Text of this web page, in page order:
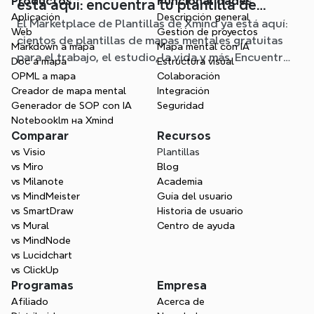
está aquí: encuentra tu plantilla de
mapa mental para cualquier situación
El Marketplace de Plantillas de Xmind ya está aquí:
cientos de plantillas de mapas mentales gratuitas
para el trabajo, el estudio, la vida y más. Encuentra
el punto de partida ideal y olvídate de la página en
blanco.
Aplicación
Web
Markdown a mapa
Doc a mapa
OPML a mapa
Creador de mapa mental
Generador de SOP con IA
Notebooklm на Xmind
Descripción general
Gestión de proyectos
Mapa mental con IA
Estructura visual
Colaboración
Integración
Seguridad
Comparar
vs Visio
vs Miro
vs Milanote
vs MindMeister
vs SmartDraw
vs Mural
vs MindNode
vs Lucidchart
vs ClickUp
Recursos
Plantillas
Blog
Academia
Guía del usuario
Historia de usuario
Centro de ayuda
Programas
Afiliado
Empresa
Acerca de